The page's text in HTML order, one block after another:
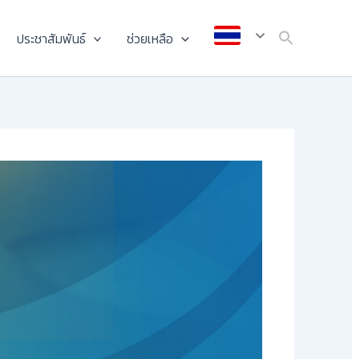
ประชาสัมพันธ์ ช่วยเหลือ